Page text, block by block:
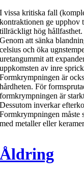
I vissa kritiska fall
kontraktionen ge upphov
tillräckligt hög hållfasthet.
Genom att sänka
celsius och öka
uretangummit att
uppkomsten av inre
Formkrympningen är
hårdheten. För
formkrympningen är
Dessutom inverkar
Formkrympningen måste
med metaller eller
Åldring